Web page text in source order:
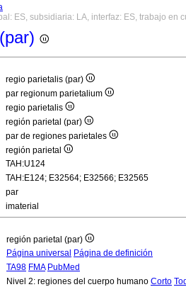
ES, subsidiaria: LA, interfaz: ES, trabajo en
regio parietalis (par)
par regionum parietalium
regio parietalis
región parietal (par)
par de regiones parietales
región parietal
TAH:U124
TAH:E124; E32564; E32566; E32565
par
imaterial
región parietal (par)
Página universal Página de definición
TA98 FMA PubMed
Nivel 2: regiones del cuerpo humano Corto